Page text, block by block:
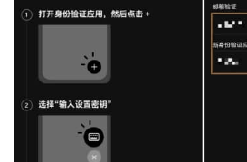
圈
行